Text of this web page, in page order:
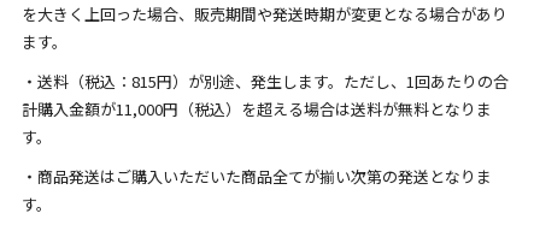
を大きく上回った場合、販売期間や発送時期が変更となる場合があり
ます。
・送料（税込：815円）が別途、発生します。ただし、1回あたりの合
計購入金額が11,000円（税込）を超える場合は送料が無料となりま
す。
・商品発送はご購入いただいた商品全てが揃い次第の発送となりま
す。